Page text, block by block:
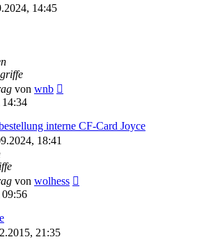
14:45
von wnb
14:34
interne CF-Card Joyce
18:41
von wolhess
09:56
21:35